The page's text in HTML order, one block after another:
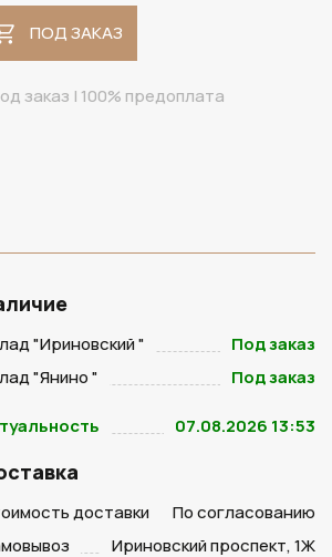
ПОД ЗАКАЗ
заказ | 100% предоплата
"Ириновский "
Под заказ
"Янино "
Под заказ
07.08.2026 13:53
доставки
По согласованию
Ириновский проспект, 1Ж